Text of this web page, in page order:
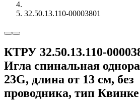
32.50.13.110-00003801
КТРУ 32.50.13.110-
Игла спинальная
23G, длина от 13 см, без
проводника, тип Квинке